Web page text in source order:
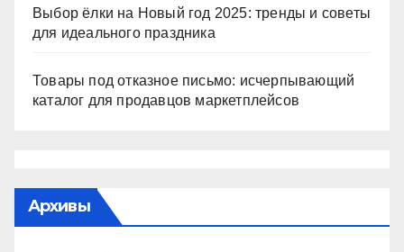
Выбор ёлки на Новый год 2025: тренды и советы
для идеального праздника
Товары под отказное письмо: исчерпывающий
каталог для продавцов маркетплейсов
Архивы